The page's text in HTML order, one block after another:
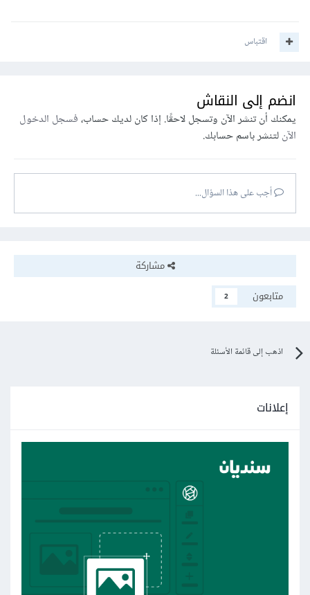
اقتباس
انضم إلى النقاش
يمكنك أن تنشر الآن وتسجل لاحقًا. إذا كان لديك حساب،فسجل الدخول
الآنلتنشر باسم حسابك.
أجب على هذا السؤال...
مشاركة
متابعون
2
اذهب إلى قائمة الأسئلة
إعلانات